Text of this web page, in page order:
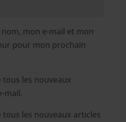
mon e-mail et mon
pour mon prochain
tous les nouveaux
mail.
tous les nouveaux articles